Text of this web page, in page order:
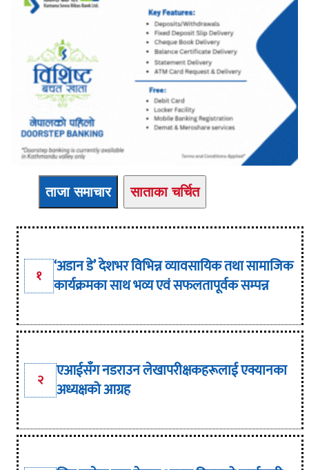
ताजा समाचार साताका चर्चित
१ ‘अडान डे’ देशभर विभिन्न व्यावसायिक तथा सामाजिक
कार्यक्रमका साथ भव्य एवं सफलतापूर्वक सम्पन्न
२
एआईसँग नडराउन लेखापरीक्षकहरूलाई एक्यानका
अध्यक्षको आग्रह